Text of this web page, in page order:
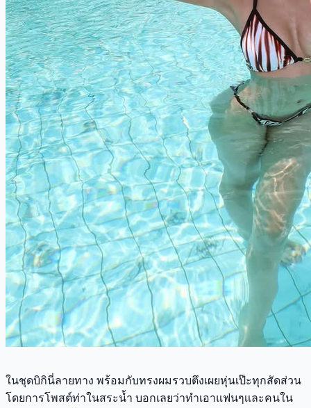
ในชุดบิกินี่ลายทาง พร้อมกับทรงผมรวบตึงเผยหุ่นเป๊ะทุกสัดส่วน
โดยการโพสต์ท่าในสระน้ำ บอกเลยว่าทำเอาแฟนๆเเละคนใน